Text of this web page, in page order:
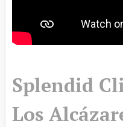
Splendid
Los